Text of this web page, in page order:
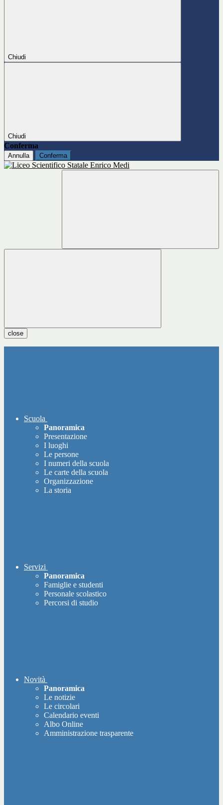
Chiudi
Chiudi
Conferma
Annulla Conferma
close
Scuola
Panoramica
Presentazione
I luoghi
Le persone
I numeri della scuola
Le carte della scuola
Organizzazione
La storia
Servizi
Panoramica
Famiglie e studenti
Personale scolastico
Percorsi di studio
Novità
Panoramica
Le notizie
Le circolari
Calendario eventi
Albo Online
Amministrazione trasparente